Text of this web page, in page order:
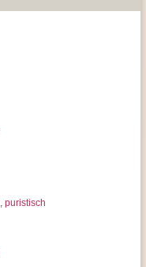
, puristisch